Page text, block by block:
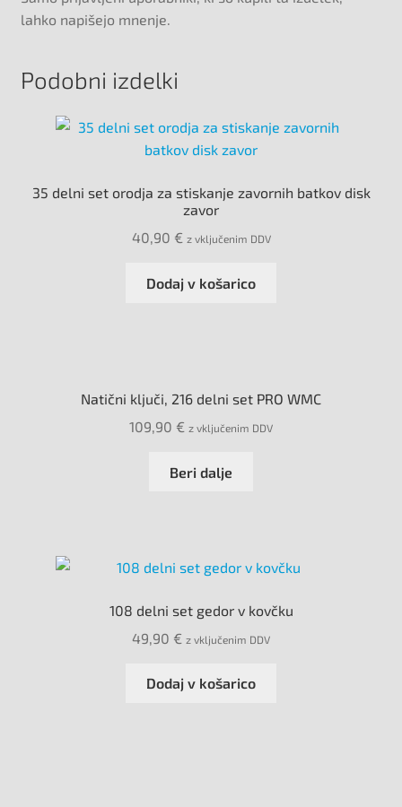
lahko napišejo mnenje.
Podobni izdelki
35 delni set orodja za stiskanje zavornih batkov disk
zavor
40,90 € z vključenim DDV
Dodaj v košarico
Natični ključi, 216 delni set PRO WMC
109,90 € z vključenim DDV
Beri dalje
108 delni set gedor v kovčku
49,90 € z vključenim DDV
Dodaj v košarico